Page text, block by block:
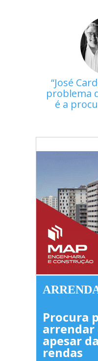
José
problema
é a
Procura
arrendar
apesar
rendas